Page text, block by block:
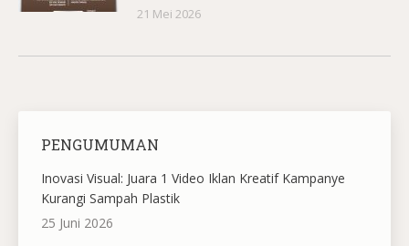
21 Mei 2026
PENGUMUMAN
Inovasi Visual: Juara 1 Video Iklan Kreatif Kampanye
Kurangi Sampah Plastik
25 Juni 2026